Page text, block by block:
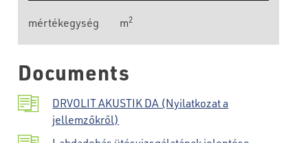
mértékegység m2
Documents
DRVOLIT AKUSTIK DA (Nyilatkozat a
jellemzőkről)